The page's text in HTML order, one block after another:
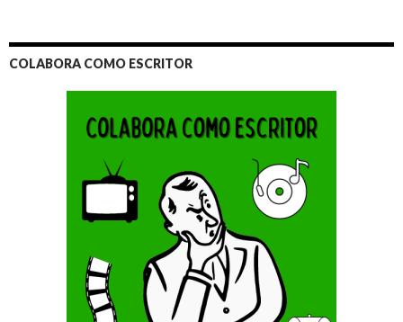
COLABORA COMO ESCRITOR